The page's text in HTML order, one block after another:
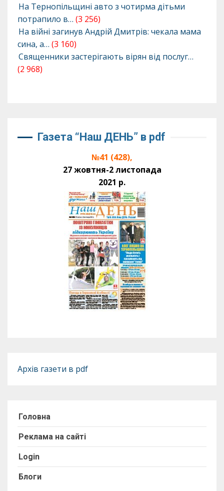
На Тернопільщині авто з чотирма дітьми
потрапило в… (3 256)
На війні загинув Андрій Дмитрів: чекала мама
сина, а… (3 160)
Священники застерігають вірян від послуг…
(2 968)
Газета “Наш ДЕНЬ” в pdf
№41 (428),
27 жовтня-2 листопада
2021 р.
Архів газети в pdf
Головна
Реклама на сайті
Login
Блоги